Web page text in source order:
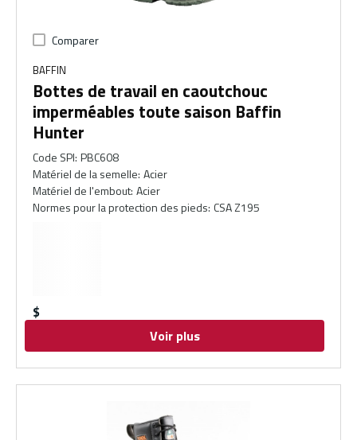
Comparer
BAFFIN
Bottes de travail en caoutchouc
imperméables toute saison Baffin
Hunter
Code SPI: PBC608
Matériel de la semelle: Acier
Matériel de l'embout: Acier
Normes pour la protection des pieds: CSA Z195
$
Voir plus